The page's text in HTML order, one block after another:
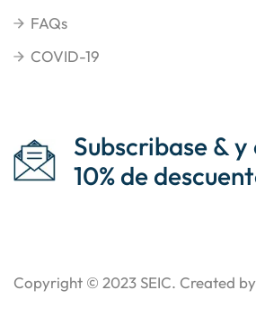
FAQs
COVID-19
Subscribase &
10% de
Copyright © 2023 SEIC. Created by